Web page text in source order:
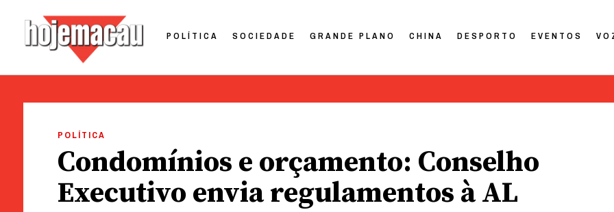
POLÍTICA SOCIEDADE GRANDE PLANO CHINA DESPORTO EVENTOS
POLÍTICA
Condomínios e orçamento: Conselho
Executivo envia regulamentos à AL